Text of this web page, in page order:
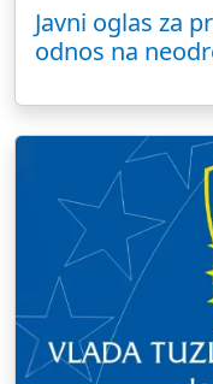
Javni oglas za
odnos na